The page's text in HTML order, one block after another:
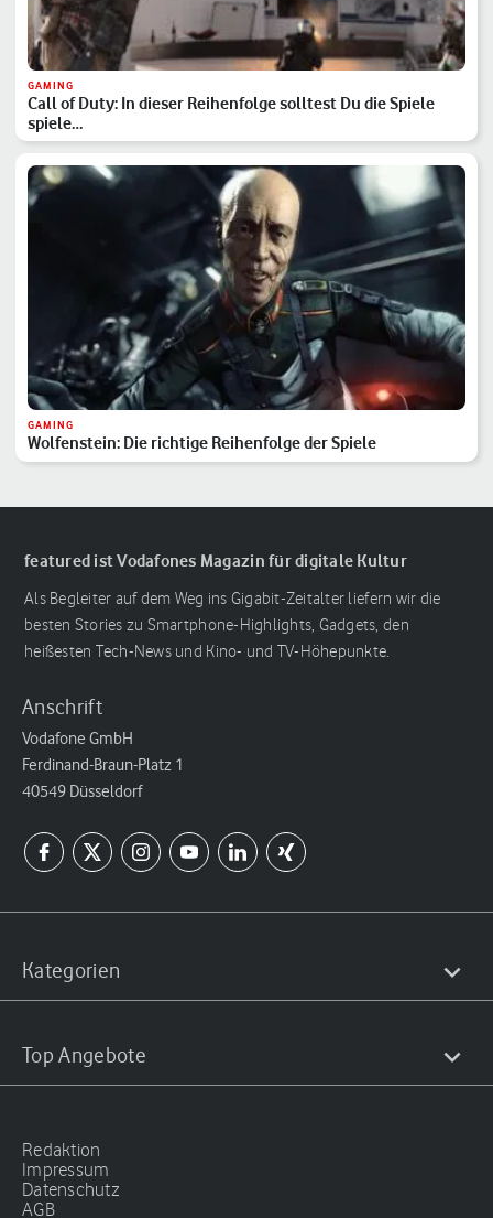
GAMING
Call of Duty: In dieser Reihenfolge solltest Du die Spiele
spiele…
GAMING
Wolfenstein: Die richtige Reihenfolge der Spiele
featured ist Vodafones Magazin für digitale Kultur
Als Begleiter auf dem Weg ins Gigabit-Zeitalter liefern wir die
besten Stories zu Smartphone-Highlights, Gadgets, den
heißesten Tech-News und Kino- und TV-Höhepunkte.
Anschrift
Vodafone GmbH
Ferdinand-Braun-Platz 1
40549 Düsseldorf
Kategorien
Top Angebote
Redaktion
Impressum
Datenschutz
AGB